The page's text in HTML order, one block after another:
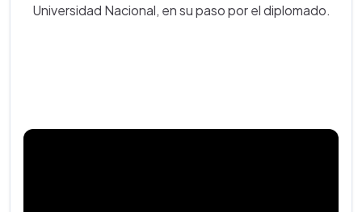
Universidad Nacional, en su paso por el diplomado.